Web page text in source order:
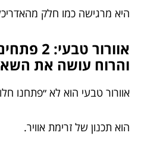
היא מרגישה כמו חלק
אוורור
והרוח עושה את
אוורור טבעי הוא לא ״פתחנו
הוא תכנון של זרימת אוויר.